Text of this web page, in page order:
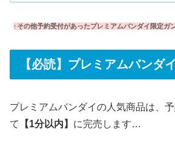
をこまめにチェックしてみ
限...
↑その他予約受付があったプレミアムバンダイ限定ガ
【必読】プレミアムバンダ
プレミアムバンダイの人気商品は、
て
【1分以内】 に完売します…